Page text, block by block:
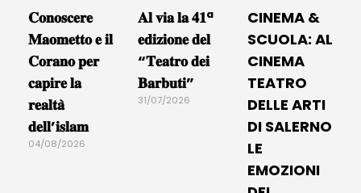
𝐂𝐨𝐧𝐨𝐬𝐜𝐞𝐫𝐞
𝐌𝐚𝐨𝐦𝐞𝐭𝐭𝐨 𝐞 𝐢𝐥
𝐂𝐨𝐫𝐚𝐧𝐨 𝐩𝐞𝐫
𝐜𝐚𝐩𝐢𝐫𝐞 𝐥𝐚
𝐫𝐞𝐚𝐥𝐭𝐚̀
𝐝𝐞𝐥𝐥’𝐢𝐬𝐥𝐚𝐦
04/08/2026
𝐀𝐥 𝐯𝐢𝐚 𝐥𝐚 𝟒𝟏ª
𝐞𝐝𝐢𝐳𝐢𝐨𝐧𝐞 𝐝𝐞𝐥
“𝐓𝐞𝐚𝐭𝐫𝐨 𝐝𝐞𝐢
𝐁𝐚𝐫𝐛𝐮𝐭𝐢”
31/07/2026
CINEMA &
SCUOLA: AL
CINEMA
TEATRO
DELLE ARTI
DI SALERNO
LE
EMOZIONI